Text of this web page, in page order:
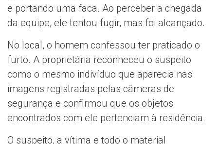
e portando uma faca. Ao perceber a chegada
da equipe, ele tentou fugir, mas foi alcançado.
No local, o homem confessou ter praticado o
furto. A proprietária reconheceu o suspeito
como o mesmo indivíduo que aparecia nas
imagens registradas pelas câmeras de
segurança e confirmou que os objetos
encontrados com ele pertenciam à residência.
O suspeito, a vítima e todo o material